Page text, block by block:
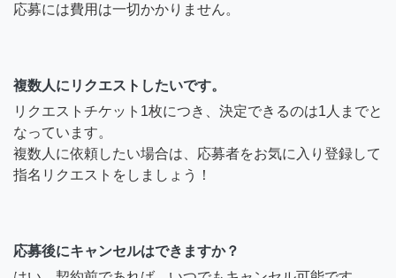
応募には費用は一切かかりません。
複数人にリクエストしたいです。
リクエストチケット1枚につき、決定できるのは1人までと
なっています。
複数人に依頼したい場合は、応募者をお気に入り登録して
指名リクエストをしましょう！
応募後にキャンセルはできますか？